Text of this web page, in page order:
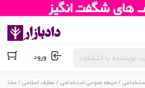
ورود
/حیطه عمومی استخدامی / معارف اسلامی / مختصر